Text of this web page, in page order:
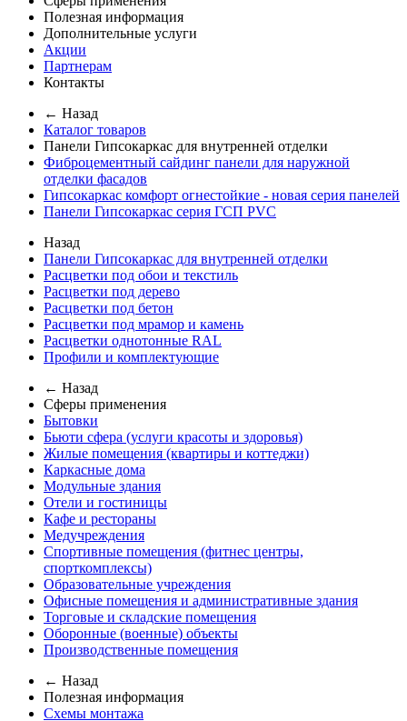
Полезная информация
Дополнительные услуги
Акции
Партнерам
Контакты
← Назад
Каталог товаров
Панели Гипсокаркас для внутренней отделки
Фиброцементный сайдинг панели для наружной
отделки фасадов
Гипсокаркас комфорт огнестойкие - новая серия панелей
Панели Гипсокаркас серия ГСП PVC
Назад
Панели Гипсокаркас для внутренней отделки
Расцветки под обои и текстиль
Расцветки под дерево
Расцветки под бетон
Расцветки под мрамор и камень
Расцветки однотонные RAL
Профили и комплектующие
← Назад
Сферы применения
Бытовки
Бьюти сфера (услуги красоты и здоровья)
Жилые помещения (квартиры и коттеджи)
Каркасные дома
Модульные здания
Отели и гостиницы
Кафе и рестораны
Медучреждения
Спортивные помещения (фитнес центры,
спорткомплексы)
Образовательные учреждения
Офисные помещения и административные здания
Торговые и складские помещения
Оборонные (военные) объекты
Производственные помещения
← Назад
Полезная информация
Схемы монтажа